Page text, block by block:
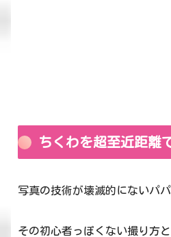
ちくわを超至近距離
写真の技術が壊滅的にないパ
その初心者っぽくない撮り方と